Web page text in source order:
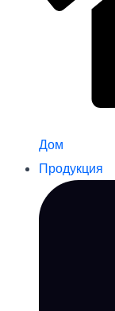
Дом
Продукция